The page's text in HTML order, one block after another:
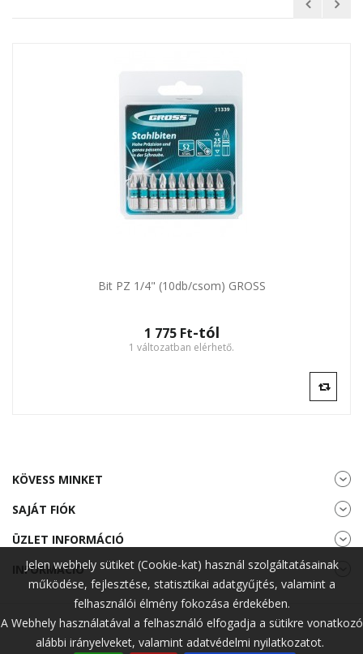
Bit PZ 1/4" (10db/csom) GROSS
1 775 Ft‎-tól
1 változatban elérhető.
KÖVESS MINKET
SAJÁT FIÓK
ÜZLET INFORMÁCIÓ
INFORMÁCIÓ
Jelen webhely sütiket (Cookie-kat) használ szolgáltatásainak
működése, fejlesztése, statisztikai adatgyűjtés, valamint a
felhasználói élmény fokozása érdekében.
A Webhely használatával a felhasználó elfogadja a sütikre vonatkozó
alábbi irányelveket, valamint adatvédelmi nyilatkozatot.